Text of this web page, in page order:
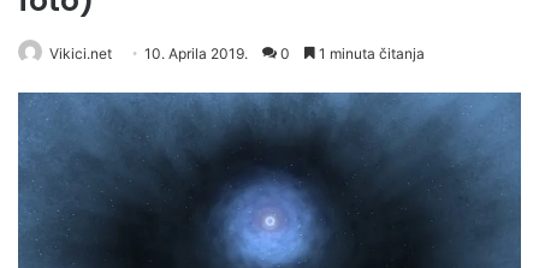
Vikici.net 10. Aprila 2019. 0 1 minuta čitanja